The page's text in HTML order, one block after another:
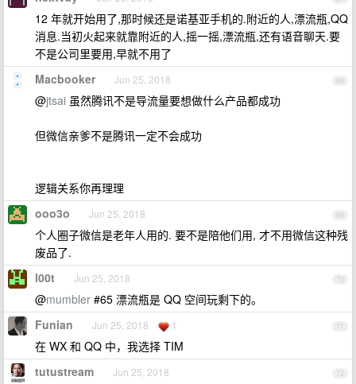
12 年就开始用了,那时候还是诺基亚手机的.附近的人,漂流瓶,QQ
消息.当初火起来就靠附近的人,摇一摇,漂流瓶,还有语音聊天.要
不是公司里要用,早就不用了
68
Macbooker Jun 25, 2018
@jtsai 虽然腾讯不是导流量要想做什么产品都成功
但微信亲爹不是腾讯一定不会成功
逻辑关系你再理理
69
ooo3o Jun 25, 2018
个人圈子微信是老年人用的. 要不是陪他们用, 才不用微信这种残
废品了.
70
l00t Jun 25, 2018
@mumbler #65 漂流瓶是 QQ 空间玩剩下的。
71
Funian Jun 25, 2018 1
在 WX 和 QQ 中，我选择 TIM
72
tutustream Jun 25, 2018